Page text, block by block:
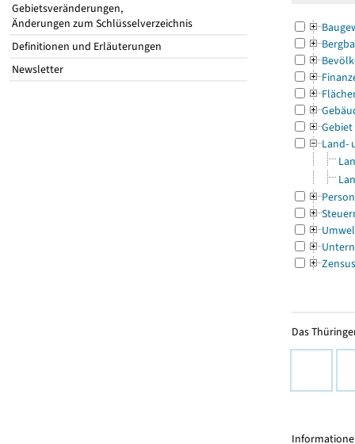
Gebietsveränderungen,
Änderungen zum Schlüsselverzeichnis
Definitionen und Erläuterungen
Newsletter
Gebiet
Land-
Zensus
Das